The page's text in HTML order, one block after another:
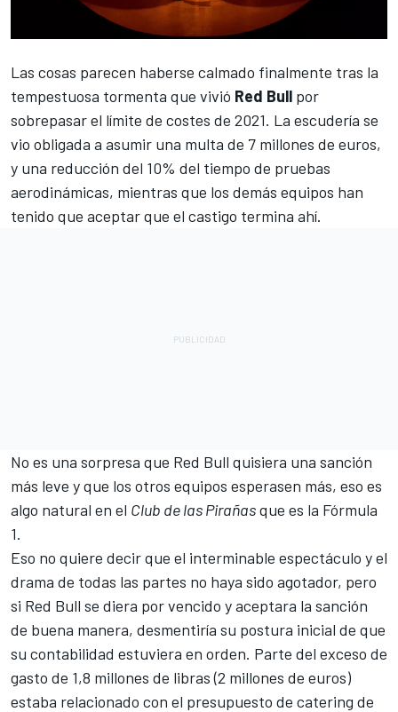
Las cosas parecen haberse calmado finalmente tras la
tempestuosa tormenta que vivió Red Bull por
sobrepasar el límite de costes de 2021. La escudería se
vio obligada a asumir una multa de 7 millones de euros,
y una reducción del 10% del tiempo de pruebas
aerodinámicas, mientras que los demás equipos han
tenido que aceptar que el castigo termina ahí.
No es una sorpresa que Red Bull quisiera una sanción
más leve y que los otros equipos esperasen más, eso es
algo natural en el Club de las Pirañasque es la Fórmula
1.
Eso no quiere decir que el interminable espectáculo y el
drama de todas las partes no haya sido agotador, pero
si Red Bull se diera por vencido y aceptara la sanción
de buena manera, desmentiría su postura inicial de que
su contabilidad estuviera en orden. Parte del exceso de
gasto de 1,8 millones de libras (2 millones de euros)
estaba relacionado con el presupuesto de catering de